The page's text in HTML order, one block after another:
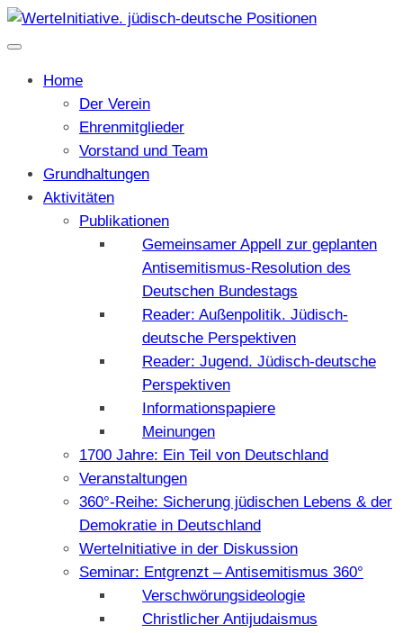
Home
Der Verein
Ehrenmitglieder
Vorstand und Team
Grundhaltungen
Aktivitäten
Publikationen
Gemeinsamer Appell zur geplanten
Antisemitismus-Resolution des
Deutschen Bundestags
Reader: Außenpolitik. Jüdisch-
deutsche Perspektiven
Reader: Jugend. Jüdisch-deutsche
Perspektiven
Informationspapiere
Meinungen
1700 Jahre: Ein Teil von Deutschland
Veranstaltungen
360°-Reihe: Sicherung jüdischen Lebens & der
Demokratie in Deutschland
WerteInitiative in der Diskussion
Seminar: Entgrenzt – Antisemitismus 360°
Verschwörungsideologie
Christlicher Antijudaismus